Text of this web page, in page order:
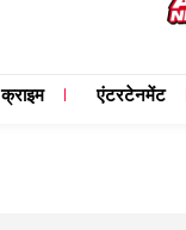
क्राइम एंटरटेनमेंट